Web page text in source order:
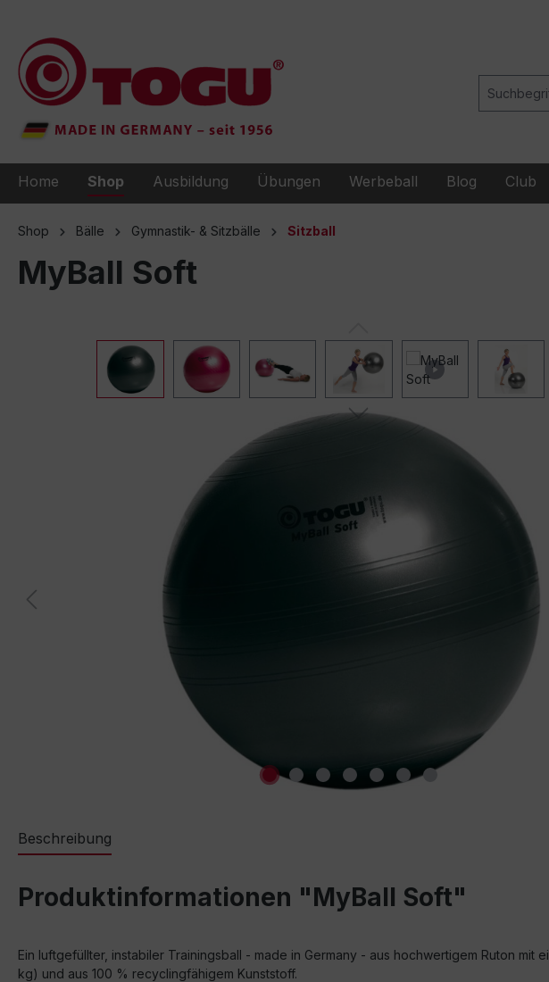
Home Shop Ausbildung Übungen Werbeball Blog Club
Shop Bälle Gymnastik- & Sitzbälle Sitzball
MyBall Soft
Beschreibung
Produktinformationen "MyBall Soft"
Ein luftgefüllter, instabiler Trainingsball - made in Germany - aus hochwertigem Ruton
kg) und aus 100 % recyclingfähigem Kunststoff.